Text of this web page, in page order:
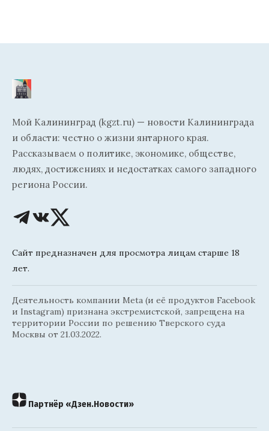
Мой Калининград (kgzt.ru) — новости Калининграда
и области: честно о жизни янтарного края.
Рассказываем о политике, экономике, обществе,
людях, достижениях и недостатках самого западного
региона России.
Сайт предназначен для просмотра лицам старше 18
лет.
Деятельность компании Meta (и её продуктов Facebook
и Instagram) признана экстремистской, запрещена на
территории России по решению Тверского суда
Москвы от 21.03.2022.
Партнёр «Дзен.Новости»